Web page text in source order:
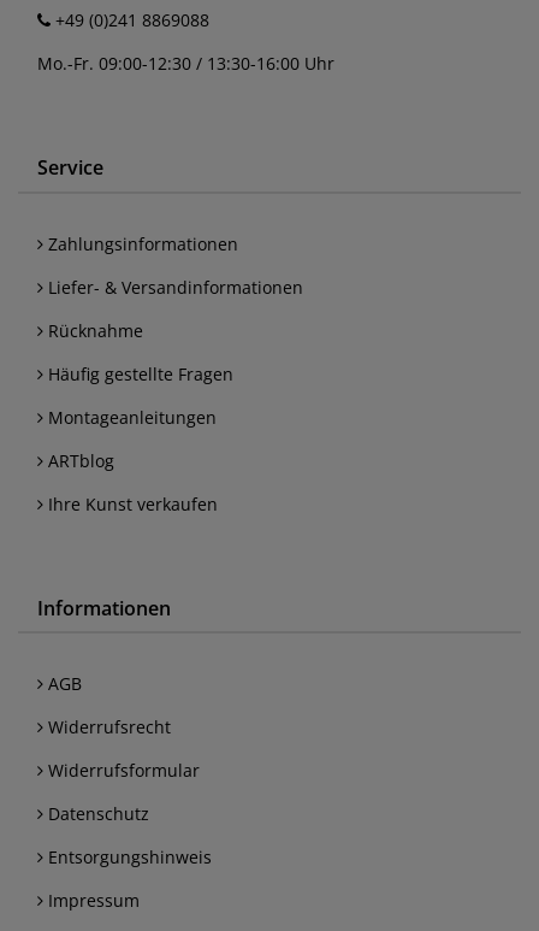
+49 (0)241 8869088
Mo.-Fr. 09:00-12:30 / 13:30-16:00 Uhr
Service
Zahlungsinformationen
Liefer- & Versandinformationen
Rücknahme
Häufig gestellte Fragen
Montageanleitungen
ARTblog
Ihre Kunst verkaufen
Informationen
AGB
Widerrufsrecht
Widerrufsformular
Datenschutz
Entsorgungshinweis
Impressum